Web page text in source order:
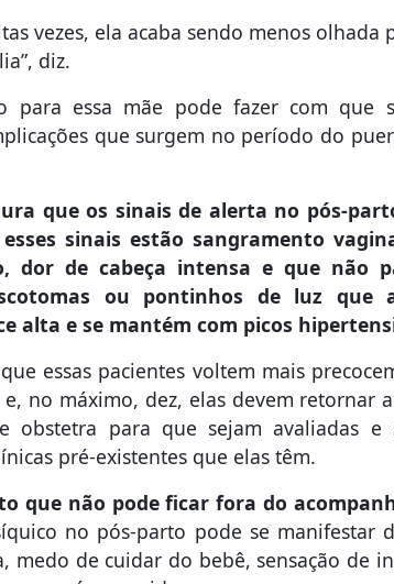
vezes, ela acaba sendo menos olhada
diz.
para essa mãe pode fazer com que
que surgem no período do
que os sinais de alerta no pós-
sinais estão sangramento
dor de cabeça intensa e que não
ou pontinhos de luz que
alta e se mantém com picos
essas pacientes voltem mais
no máximo, dez, elas devem retornar
obstetra para que sejam avaliadas e
pré-existentes que elas têm.
que não pode ficar fora do
no pós-parto pode se manifestar
medo de cuidar do bebê, sensação de